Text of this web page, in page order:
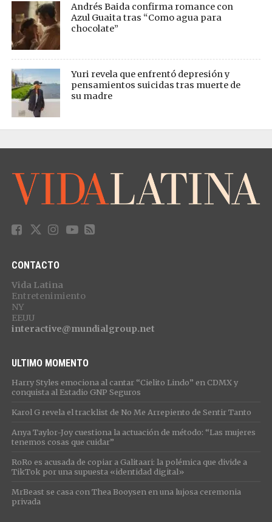
Andrés Baida confirma romance con
Azul Guaita tras “Como agua para
chocolate”
Yuri revela que enfrentó depresión y
pensamientos suicidas tras muerte de
su madre
CONTACTO
Vida Latina
Entretenimiento
NY
EEUU
interactive@mundialgroup.net
ULTIMO MOMENTO
Harry Styles emociona al cantar “Cielito Lindo” en CDMX y
conquista al Estadio GNP Seguros
Karol G revela el tracklist de No Me Arrepiento de Sentir Tanto
Anya Taylor-Joy cuestiona la actuación de método: “Las mujeres
tenemos cosas que cuidar”
RoRo es acusada de copiar a Galitaari: la polémica que divide a
TikTok por una supuesta «identidad digital»
MrBeast se casa con Thea Booysen en una lujosa ceremonia
privada